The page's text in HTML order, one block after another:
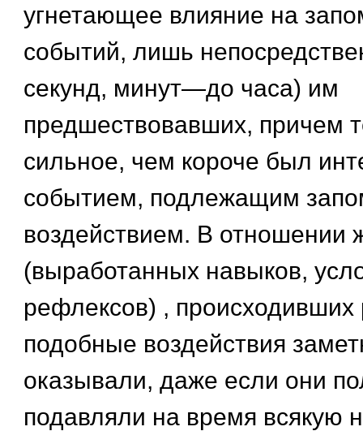
угнетающее влияние на
событий, лишь
секунд, минут—до часа) им
предшествовавших, причем
сильное, чем короче был
событием, подлежащим
воздействием. В отношении
(выработанных навыков,
рефлексов) , происходивших
подобные воздействия
оказывали, даже если они
подавляли на время всякую